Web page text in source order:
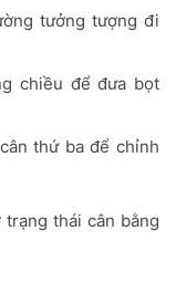
tưởng tượng đi
chiều để đưa bọt
thứ ba để chỉnh
thái cân bằng